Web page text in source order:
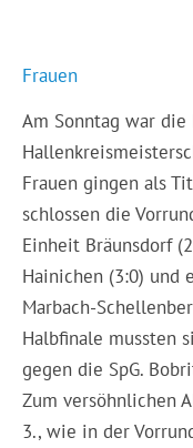
Frauen
Am Sonntag war die
Frauen gingen als
schlossen die
Einheit Bräunsdorf
Hainichen (3:0) und
Marbach-
Halbfinale mussten
gegen die SpG.
Zum versöhnlichen
3., wie in der